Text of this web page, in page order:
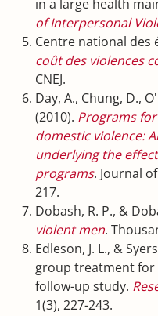
in a large health
of Interpersonal
Centre national des
coût des violences
CNEJ.
Day, A., Chung, D.,
(2010). Programs
domestic violence:
underlying the
programs. Journal
217.
Dobash, R. P., &
violent men.
Edleson, J. L., &
group treatment for
follow-up study.
1(3), 227-243.